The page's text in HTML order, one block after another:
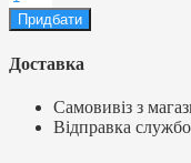
Доставка
Самовивіз з
Відправка